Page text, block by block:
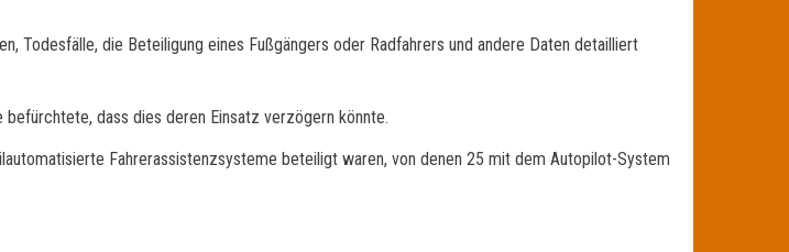
Todesfälle, die Beteiligung eines Fußgängers oder Radfahrers und andere Daten detailliert
dass dies deren Einsatz verzögern könnte.
Fahrerassistenzsysteme beteiligt waren, von denen 25 mit dem Autopilot-System